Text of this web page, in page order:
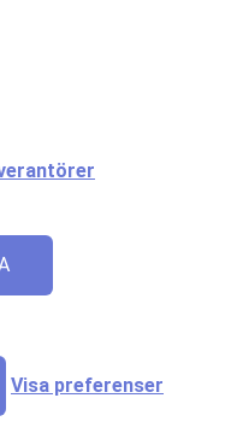
Visa preferenser